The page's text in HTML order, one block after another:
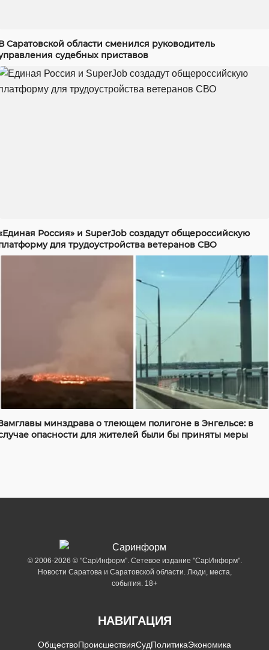
Саратовской области сменился руководитель
судебных приставов
Россия» и SuperJob создадут общероссийскую
для трудоустройства ветеранов СВО
минздрава о тлеющем полигоне в Энгельсе: в
опасности для жителей были бы приняты меры
© 2006-2026 © "СарИнформ". Сетевое издание "СарИнформ".
Новости Саратова и Саратовской области. Люди, места,
события. 18+
НАВИГАЦИЯ
ОбществоПроисшествияСудПолитикаЭкономика